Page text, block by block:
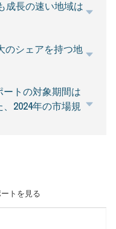
成長の速い地域は
のシェアを持つ地
トの対象期間は
2024年の市場規
トを見る